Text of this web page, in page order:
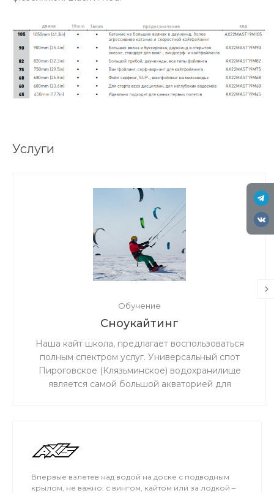
Услуги
Обучение
Сноукайтинг
Наша кайт школа, предлагает воспользоваться
полным спектром услуг. Универсальный спот
Пироговское (Клязьминское) водохранилище
является самой большой акваторией для
Впервые взлетев над водой на доске с подводным
крылом, не важно: с вингом, кайтом или за лодкой –